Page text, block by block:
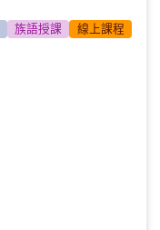
族語授課 線上課程